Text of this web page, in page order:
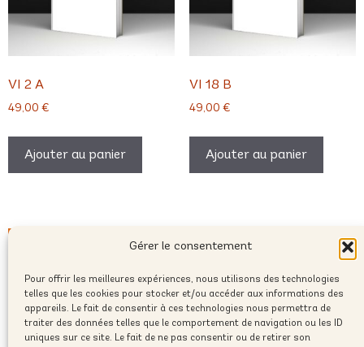
Gérer le consentement
Pour offrir les meilleures expériences, nous utilisons des technologies
telles que les cookies pour stocker et/ou accéder aux informations des
appareils. Le fait de consentir à ces technologies nous permettra de
traiter des données telles que le comportement de navigation ou les ID
uniques sur ce site. Le fait de ne pas consentir ou de retirer son
VI 2 A
49,00 €
Ajouter au panier
VI 18 B
49,00 €
Ajouter au panier